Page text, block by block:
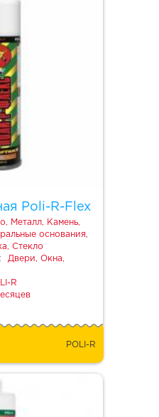
Poli-R-Flex
Металл, Камень,
основания,
Стекло
Двери, Окна,
R
POLI-R